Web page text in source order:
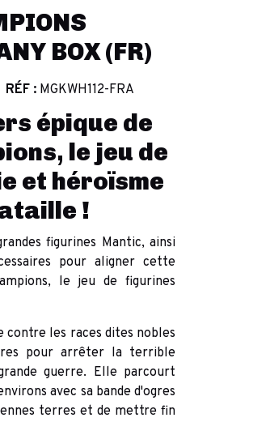
BOX (FR)
RÉF : MGKWH112-FRA
épique de
le jeu de
et héroïsme
!
figurines Mantic, ainsi
pour aligner cette
le jeu de figurines
les races dites nobles
pour arrêter la terrible
guerre. Elle parcourt
avec sa bande d'ogres
terres et de mettre fin